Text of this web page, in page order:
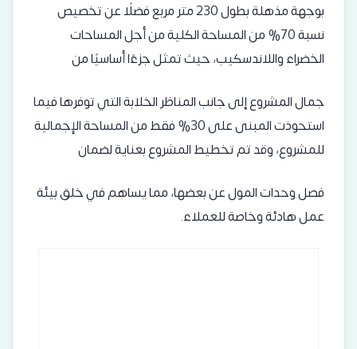
بوجهة مذهلة بطول 230 متر مربع فضلًا عن تخصيص
نسبة 70% من المساحة الكلية من أجل المساحات
الخضراء واللاندسكيب، حيث تمثل جزءًا أساسيًا من
جمال المشروع إلى جانب المناظر الخلابة التي توفرها فيما
استحوذت المبنى على 30% فقط من المساحة الإجمالية
للمشروع، وقد تم تخطيط المشروع بعناية لضمان
فصل وحدات المول عن بعضها، مما يساهم في خلق بيئة
عمل هادئة وخاصة للعملاء.